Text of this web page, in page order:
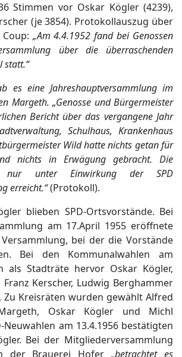
Stimmen vor Oskar Kögler (4239),
(je 3854). Protokollauszug über
„Am 4.4.1952 fand bei Genossen
über die überraschenden
statt.“
es eine Jahreshauptversammlung im
Margeth. „Genosse und Bürgermeister
Bericht über das vergangene Jahr
Schulhaus, Krankenhaus
Wild hatte nichts getan für
nichts in Erwägung gebracht. Die
nur unter Einwirkung der SPD
erreicht.“(Protokoll).
blieben SPD-Ortsvorstände. Bei
am 17.April 1955 eröffnete
bei der die Vorstände
Bei den Kommunalwahlen am
als Stadträte hervor Oskar Kögler,
Kerscher, Ludwig Berghammer
Zu Kreisräten wurden gewählt Alfred
Oskar Kögler und Michl
Neuwahlen am 13.4.1956 bestätigten
Bei der Mitgliederversammlung
der Brauerei Hofer„betrachtet es